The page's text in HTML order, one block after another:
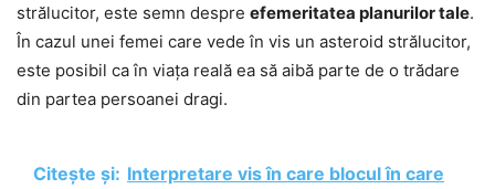
strălucitor, este semn despre efemeritatea planurilor tale.
În cazul unei femei care vede în vis un asteroid strălucitor,
este posibil ca în viața reală ea să aibă parte de o trădare
din partea persoanei dragi.
Citește și: Interpretare vis în care blocul în care